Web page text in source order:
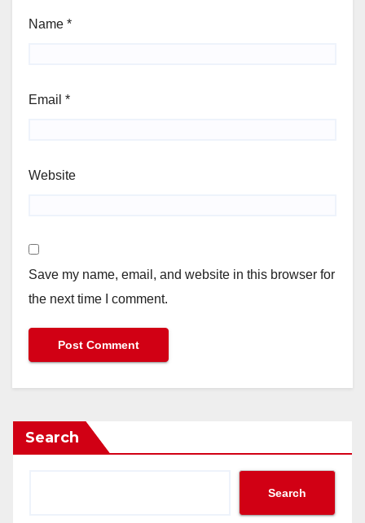
Name *
Email *
Website
Save my name, email, and website in this browser for
the next time I comment.
Search
Search